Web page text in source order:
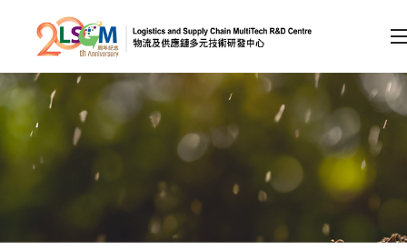
跳到內容（按回車鍵）
會員登入
A A EN 繁 简